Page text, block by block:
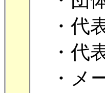
・代
・代
・メ